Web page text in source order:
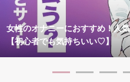
女性のオナニーにおすすめ！人
【初心者でも気持ちいい♡】